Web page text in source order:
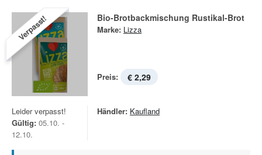
Verpasst! Bio-Brotbackmischung Rustikal-Brot
Marke: Lizza
Preis: € 2,29
Leider verpasst!
Gültig: 05.10. -
12.10.
Händler: Kaufland